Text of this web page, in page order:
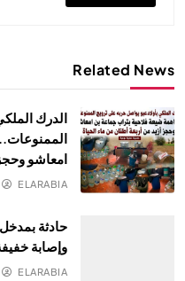
Related News
الدرك
امعاشو
ELARABIA
حادثة
وإصابة
ELARABIA